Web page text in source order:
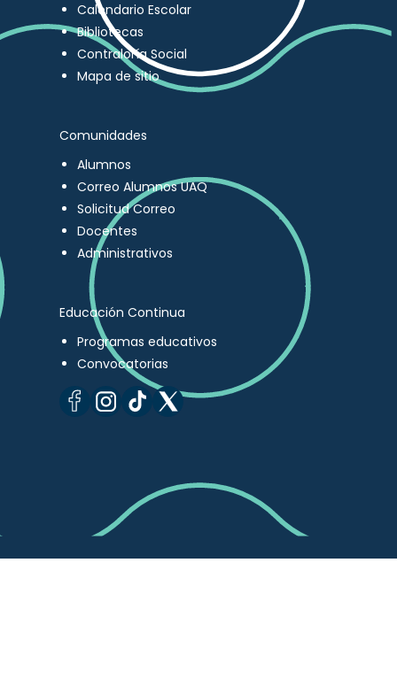
Calendario Escolar
Bibliotecas
Contraloría Social
Mapa de sitio
Comunidades
Alumnos
Correo Alumnos UAQ
Solicitud Correo
Docentes
Administrativos
Educación Continua
Programas educativos
Convocatorias